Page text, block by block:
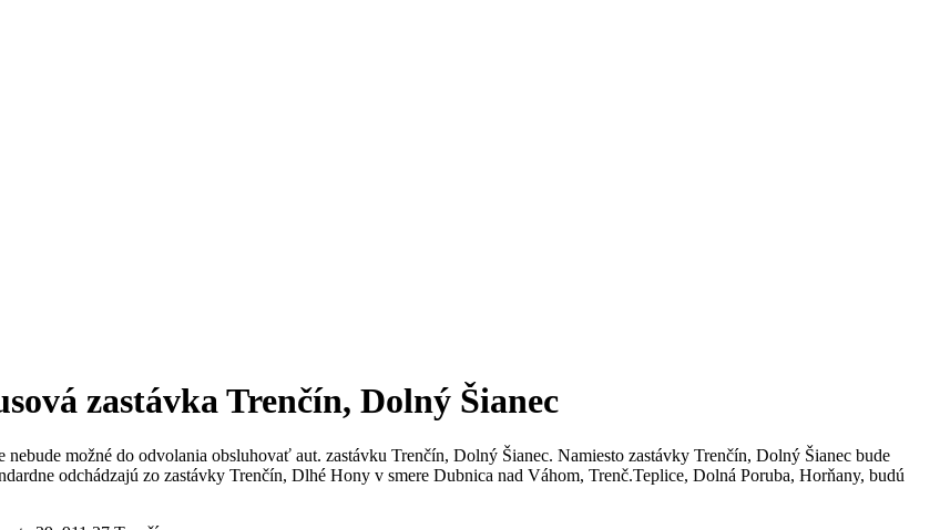
zastávka Trenčín, Dolný Šianec
možné do odvolania obsluhovať aut. zastávku Trenčín, Dolný Šianec. Namiesto zastávky Trenčín, Dolný Šianec bude
odchádzajú zo zastávky Trenčín, Dlhé Hony v smere Dubnica nad Váhom, Trenč.Teplice, Dolná Poruba, Horňany, budú